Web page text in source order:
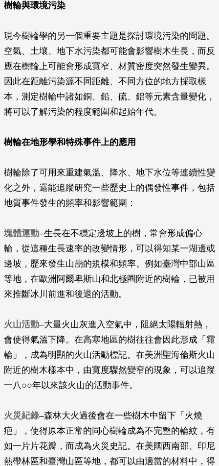
樹輪與環境污染
現今樹輪學的另一個重要主題是探討環境污染的問題。
空氣、土壤、地下水污染都可能會影響樹木生長，而反
應在樹輪上可能會形成寬窄、材質密度突然發生變異。
因此在距離污染源不同距離、不同方位的地方採取樣
本，測定樹輪中諸如銅、鉛、硫、鋁等元素含量變化，
將可以了解污染的程度範圍和起始年代。
樹輪在地形學和特殊事件上的應用
樹輪除了可用來重建氣溫、降水、地下水位等連續性變
化之外，還能追蹤研究一些歷史上的偶發性事件，包括
地質事件發生的頻率和影響範圍：
塊體運動–生長在不穩定邊坡上的樹，常會形成偏心
輪，從這種生長速率的改變情形，可以得知某一湖邊或
邊坡，歷來發生山崩的規模和頻率。例如臺灣中部山區
等地，在歐洲阿爾卑斯山和北極圈附近的樹輪，已被用
來推斷冰川前進和後退的活動。
火山活動–大量火山灰進入空氣中，阻絕太陽輻射熱，
會使得氣溫下降。在高寒地區的樹往往會因此形成「霜
輪」，成為明顯的火山活動標記。在美洲聖海倫斯火山
附近的樹木樣本中，由寬度驟然變窄的現象，可以追蹤
一八○○年以來該火山的活動事件。
火災紀錄–森林大火過後會在一些樹木中留下「火燒
疤」，使得原本正常的同心樹輪成為不完整的輪紋，有
如一片片花瓣，而成為火災史記。在美國西南部、印尼
熱帶林區和臺灣山區等地，都可以由適當的材料中，得